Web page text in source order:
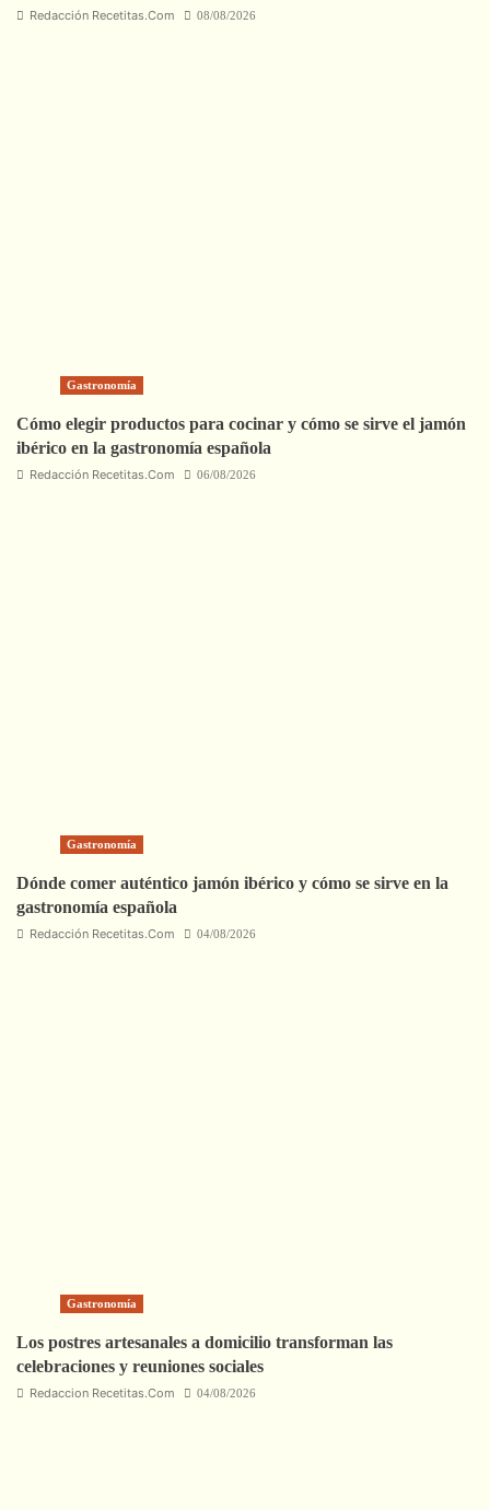
Redacción Recetitas.Com 08/08/2026
Gastronomía
Cómo elegir productos para cocinar y cómo se sirve el jamón
ibérico en la gastronomía española
Redacción Recetitas.Com 06/08/2026
Gastronomía
Dónde comer auténtico jamón ibérico y cómo se sirve en la
gastronomía española
Redacción Recetitas.Com 04/08/2026
Gastronomía
Los postres artesanales a domicilio transforman las
celebraciones y reuniones sociales
Redaccion Recetitas.Com 04/08/2026